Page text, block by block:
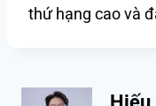
thứ hạng cao và